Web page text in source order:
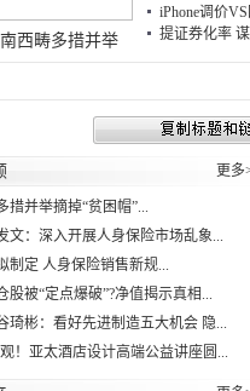
西畴多措并举
iPhone调价
提证券化率
更多
措并举摘掉“贫困帽”...
文：深入开展人身保险市场乱象...
制定 人身保险销售新规...
股被“定点爆破”?净值揭示真相...
琦彬：看好先进制造五大机会 隐...
！亚太酒店设计高端公益讲座圆...